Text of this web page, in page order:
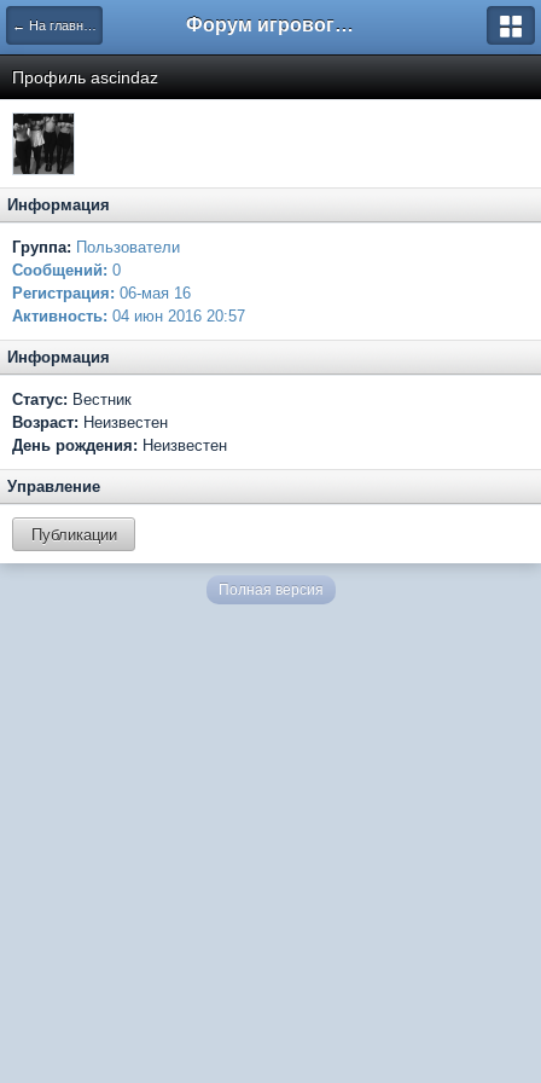
← На главную Форум игрового проекта Riverrise
Профиль ascindaz
Информация
Группа: Пользователи
Сообщений: 0
Регистрация: 06-мая 16
Активность: 04 июн 2016 20:57
Информация
Статус: Вестник
Возраст: Неизвестен
День рождения: Неизвестен
Управление
Публикации
Полная версия